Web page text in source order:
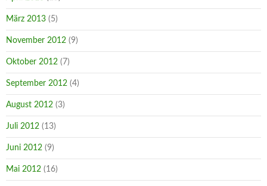
März 2013 (5)
November 2012 (9)
Oktober 2012 (7)
September 2012 (4)
August 2012 (3)
Juli 2012 (13)
Juni 2012 (9)
Mai 2012 (16)